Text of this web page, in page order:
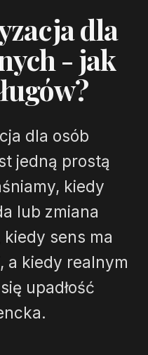
dla
- jak
dla osób
jedną prostą
kiedy
lub zmiana
kiedy sens ma
a kiedy realnym
upadłość